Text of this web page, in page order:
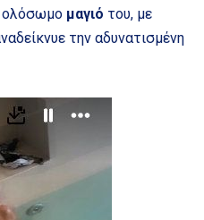
ολόσωμο μαγιό του, με
την αδυνατισμένη